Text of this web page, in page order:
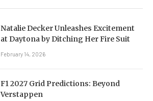
Natalie Decker Unleashes Excitement
at Daytona by Ditching Her Fire Suit
February 14, 2026
F1 2027 Grid Predictions: Beyond
Verstappen